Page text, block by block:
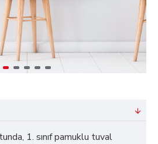
1. sınıf pamuklu tuval